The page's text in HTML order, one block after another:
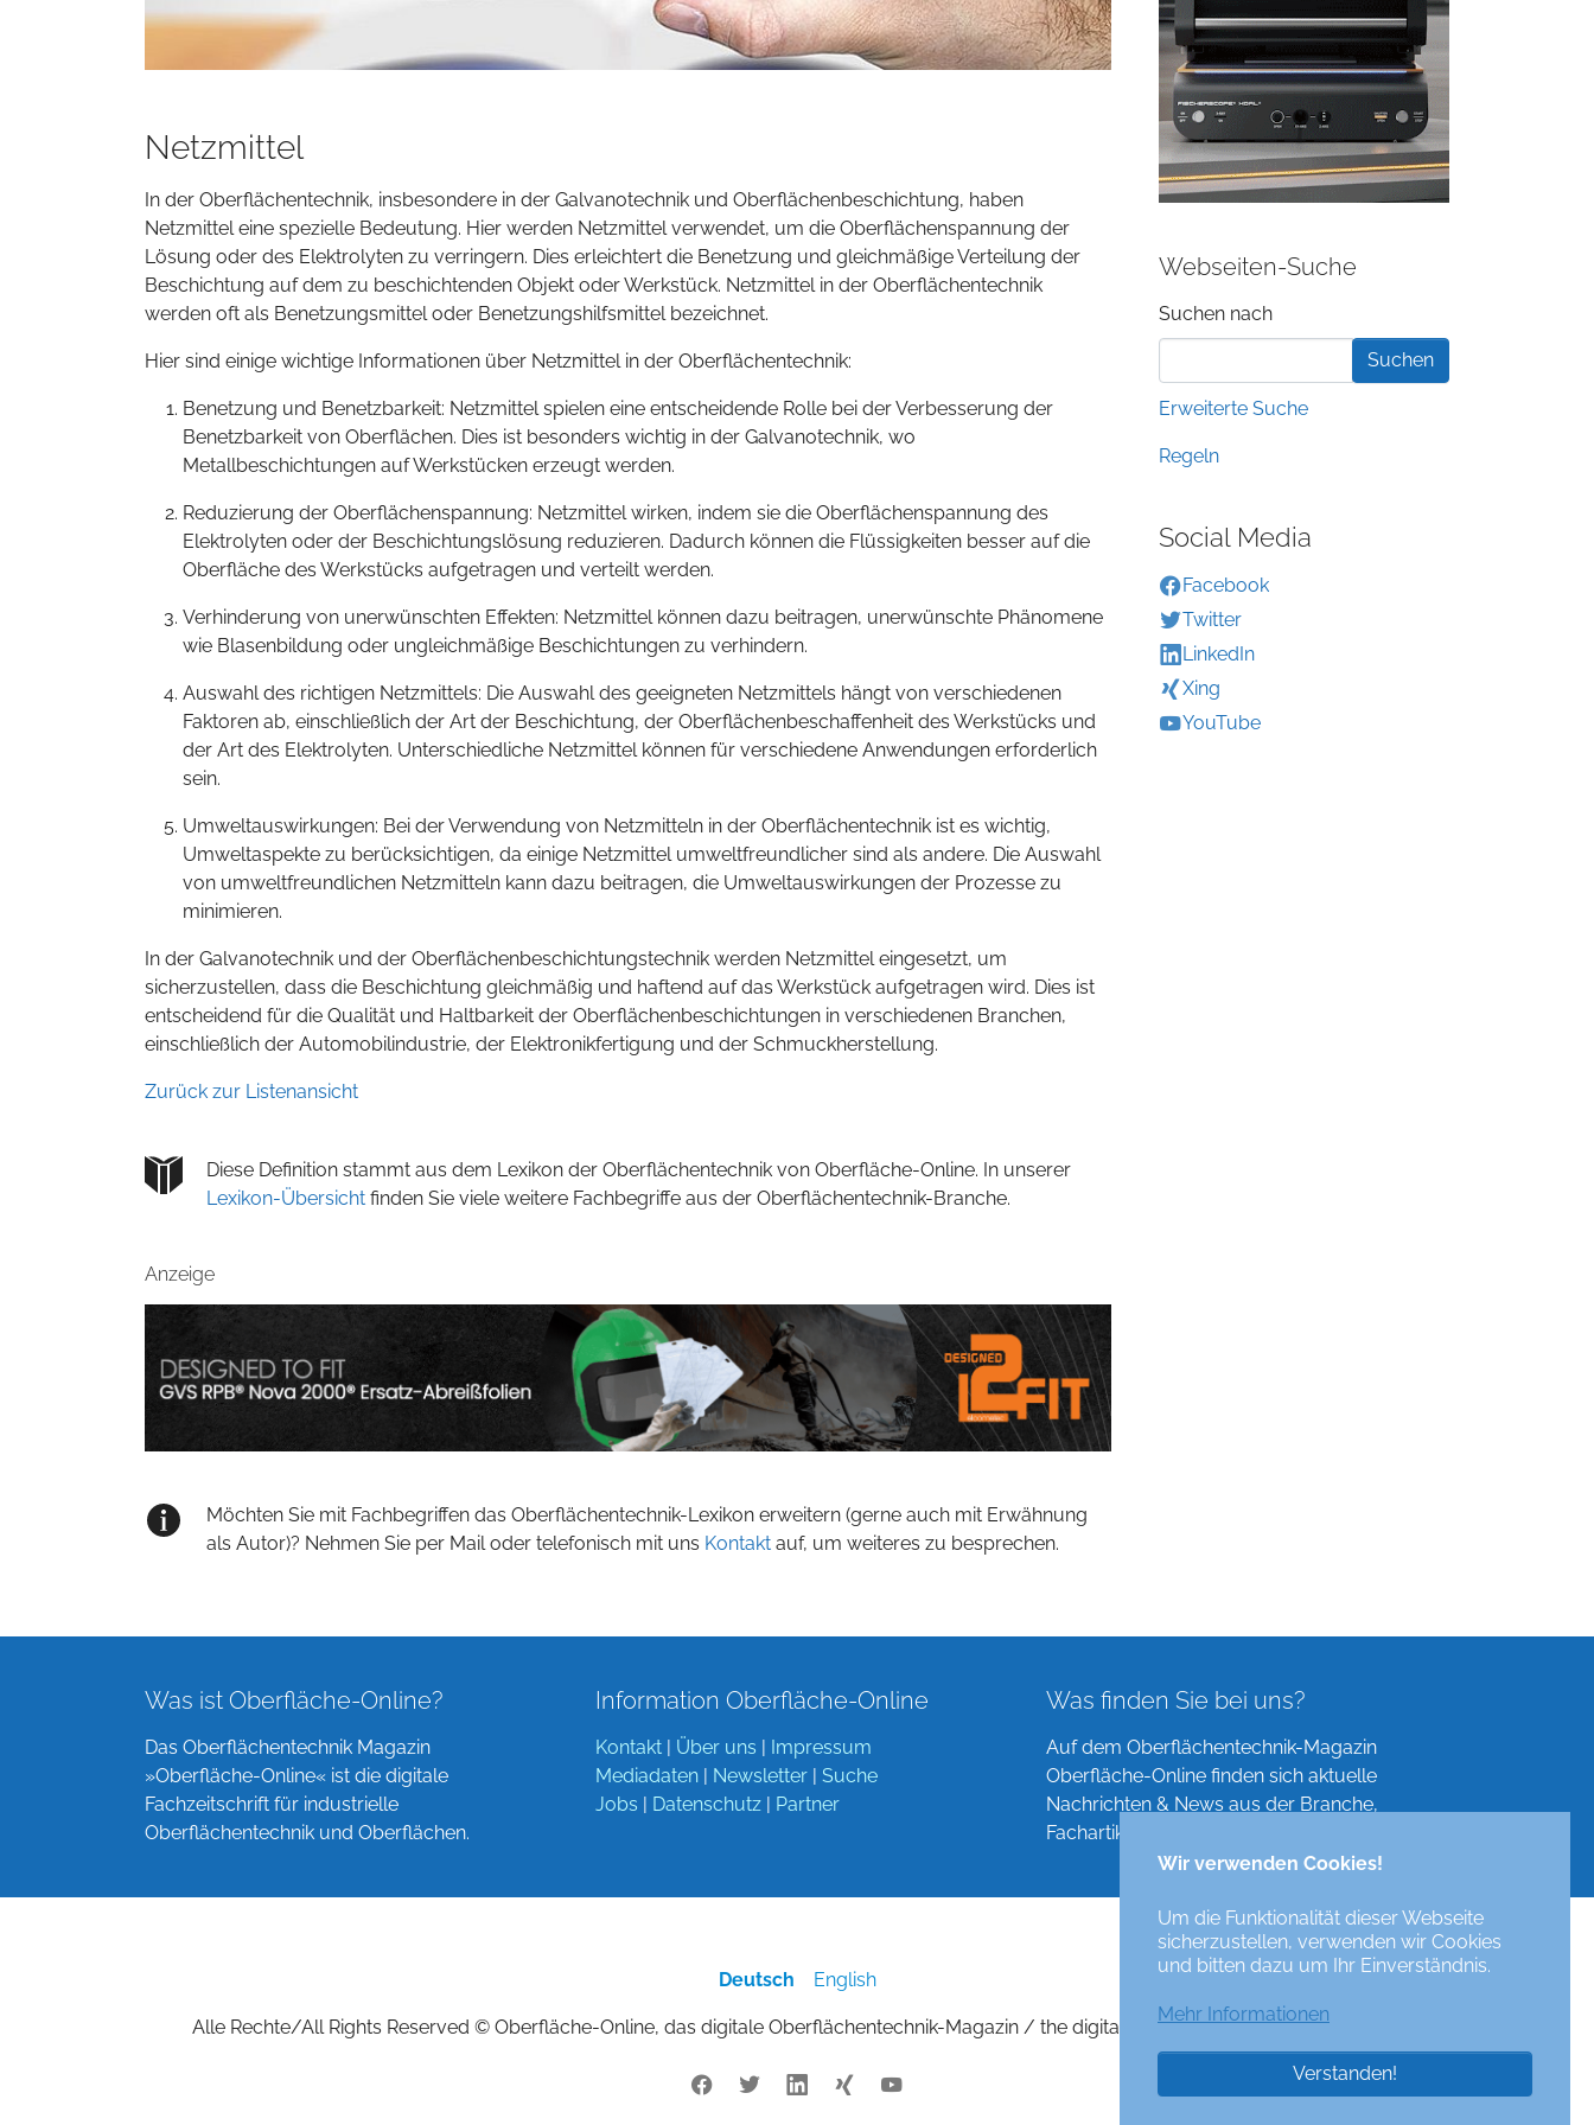
Wir verwenden Cookies!
Um die Funktionalität dieser Webseite
sicherzustellen, verwenden wir Cookies
und bitten dazu um Ihr Einverständnis.
Mehr Informationen
Verstanden!
Netzmittel
In der Oberflächentechnik, insbesondere in der Galvanotechnik und Oberflächenbeschichtung, haben
Netzmittel eine spezielle Bedeutung. Hier werden Netzmittel verwendet, um die Oberflächenspannung der
Lösung oder des Elektrolyten zu verringern. Dies erleichtert die Benetzung und gleichmäßige Verteilung der
Beschichtung auf dem zu beschichtenden Objekt oder Werkstück. Netzmittel in der Oberflächentechnik
werden oft als Benetzungsmittel oder Benetzungshilfsmittel bezeichnet.
Hier sind einige wichtige Informationen über Netzmittel in der Oberflächentechnik:
Benetzung und Benetzbarkeit: Netzmittel spielen eine entscheidende Rolle bei der Verbesserung der
Benetzbarkeit von Oberflächen. Dies ist besonders wichtig in der Galvanotechnik, wo
Metallbeschichtungen auf Werkstücken erzeugt werden.
Reduzierung der Oberflächenspannung: Netzmittel wirken, indem sie die Oberflächenspannung des
Elektrolyten oder der Beschichtungslösung reduzieren. Dadurch können die Flüssigkeiten besser auf die
Oberfläche des Werkstücks aufgetragen und verteilt werden.
Verhinderung von unerwünschten Effekten: Netzmittel können dazu beitragen, unerwünschte Phänomene
wie Blasenbildung oder ungleichmäßige Beschichtungen zu verhindern.
Auswahl des richtigen Netzmittels: Die Auswahl des geeigneten Netzmittels hängt von verschiedenen
Faktoren ab, einschließlich der Art der Beschichtung, der Oberflächenbeschaffenheit des Werkstücks und
der Art des Elektrolyten. Unterschiedliche Netzmittel können für verschiedene Anwendungen erforderlich
sein.
Umweltauswirkungen: Bei der Verwendung von Netzmitteln in der Oberflächentechnik ist es wichtig,
Umweltaspekte zu berücksichtigen, da einige Netzmittel umweltfreundlicher sind als andere. Die Auswahl
von umweltfreundlichen Netzmitteln kann dazu beitragen, die Umweltauswirkungen der Prozesse zu
minimieren.
In der Galvanotechnik und der Oberflächenbeschichtungstechnik werden Netzmittel eingesetzt, um
sicherzustellen, dass die Beschichtung gleichmäßig und haftend auf das Werkstück aufgetragen wird. Dies ist
entscheidend für die Qualität und Haltbarkeit der Oberflächenbeschichtungen in verschiedenen Branchen,
einschließlich der Automobilindustrie, der Elektronikfertigung und der Schmuckherstellung.
Zurück zur Listenansicht
Diese Definition stammt aus dem Lexikon der Oberflächentechnik von Oberfläche-Online. In unserer
Lexikon-Übersicht finden Sie viele weitere Fachbegriffe aus der Oberflächentechnik-Branche.
Anzeige
Möchten Sie mit Fachbegriffen das Oberflächentechnik-Lexikon erweitern (gerne auch mit Erwähnung
als Autor)? Nehmen Sie per Mail oder telefonisch mit uns Kontakt auf, um weiteres zu besprechen.
Webseiten-Suche
Suchformular
Suchen nach
Erweiterte Suche
Regeln
Social Media
Facebook
Twitter
LinkedIn
Xing
YouTube
Was ist Oberfläche-Online?
Das Oberflächentechnik Magazin
»Oberfläche-Online« ist die digitale
Fachzeitschrift für industrielle
Oberflächentechnik und Oberflächen.
Information Oberfläche-Online
Kontakt | Über uns | Impressum
Mediadaten | Newsletter | Suche
Jobs | Datenschutz | Partner
Was finden Sie bei uns?
Auf dem Oberflächentechnik-Magazin
Oberfläche-Online finden sich aktuelle
Nachrichten & News aus der Branche,
Fachartikel, Verzeichnisse und mehr!
Deutsch English
Alle Rechte/All Rights Reserved © Oberfläche-Online, das digitale Oberflächentechnik-Magazin / the digital surface technologies magazine